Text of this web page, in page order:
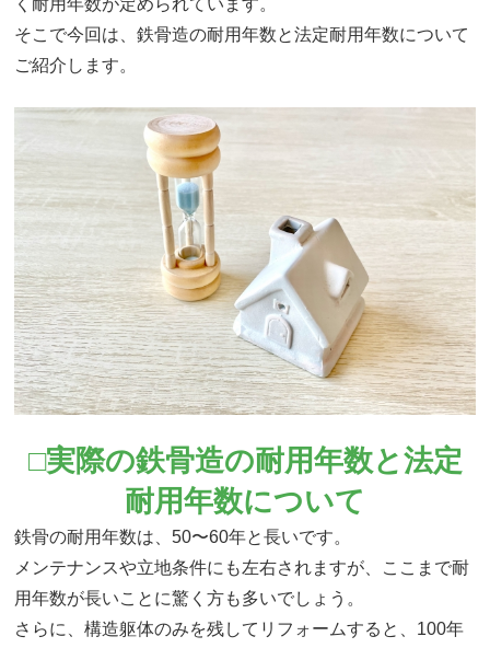
そこで今回は、鉄骨造の耐用年数と法定耐用年数について
ご紹介します。
□実際の鉄骨造の耐用年数と法定
耐用年数について
鉄骨の耐用年数は、50〜60年と長いです。
メンテナンスや立地条件にも左右されますが、ここまで耐
用年数が長いことに驚く方も多いでしょう。
さらに、構造躯体のみを残してリフォームすると、100年